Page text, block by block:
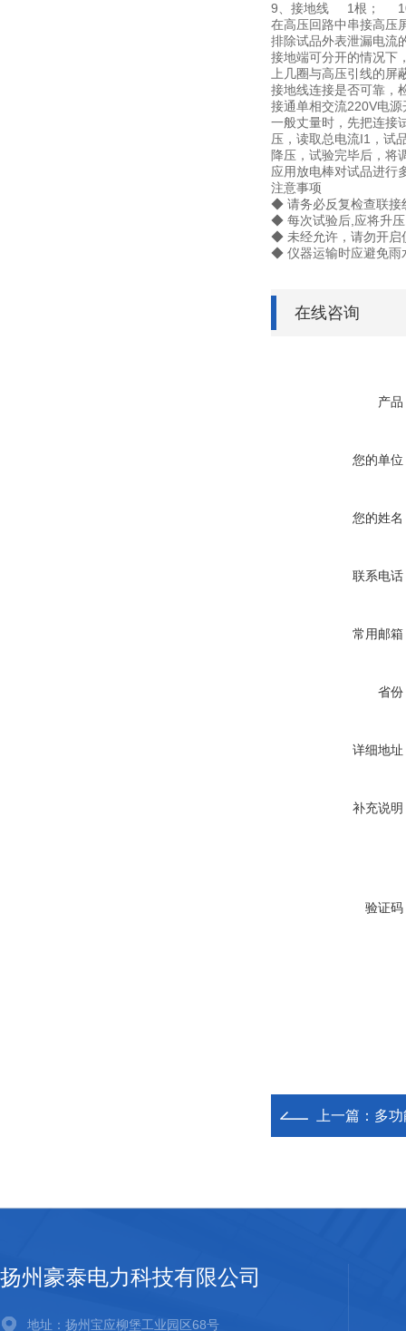
9、接地线 1根；
在高压回路中串接高压
排除试品外表泄漏电流
接地端可分开的情况下
上几圈与高压引线的屏
接地线连接是否可靠，
接通单相交流220V电
一般丈量时，先把连接
压，读取总电流I1，试
降压，试验完毕后，将
应用放电棒对试品进行
注意事项
◆ 请务必反复检查联接
◆ 每次试验后,应将升压
◆ 未经允许，请勿开启
◆ 仪器运输时应避免雨
在线咨询
产品
您的单位
您的姓名
联系电话
常用邮箱
省份
详细地址
补充说明
验证码
上一篇： 多
扬州豪泰电力科技有限公司
地址：扬州宝应柳堡工业园区68号